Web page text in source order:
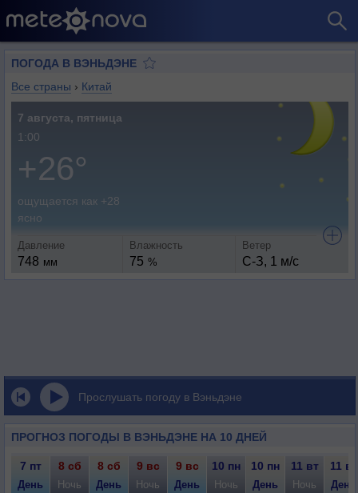
ПОГОДА В ВЭНЬДЭНЕ
Все страны › Китай
7 августа, пятница
1:00
+26°
ощущается как +28
ясно
Давление
748 мм
Влажность
75 %
Ветер
С-З, 1 м/с
Прослушать погоду в Вэньдэне
ПРОГНОЗ ПОГОДЫ В ВЭНЬДЭНЕ НА 10 ДНЕЙ
7 пт 8 сб 8 сб 9 вс 9 вс 10 пн 10 пн 11 вт 11 вт
День Ночь День Ночь День Ночь День Ночь День